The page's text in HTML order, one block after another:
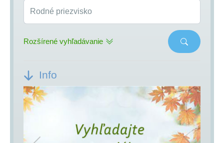
Rodné priezvisko
Rozšírené vyhľadávanie
Info